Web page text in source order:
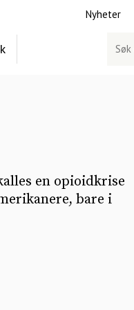
Nyheter
Søk
en opioidkrise
bare i